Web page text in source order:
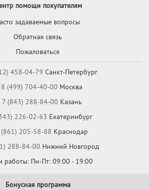
помощи покупателям
задаваемые вопросы
Обратная связь
Пожаловаться
458-04-79 Санкт-Петербург
8 (499) 704-40-00 Москва
7 (843) 288-84-00 Казань
226-02-63 Екатеринбург
(861) 205-58-88 Краснодар
288-84-00 Нижний Новгород
работы: Пн-Пт: 09:00 - 19:00
Бонусная программа